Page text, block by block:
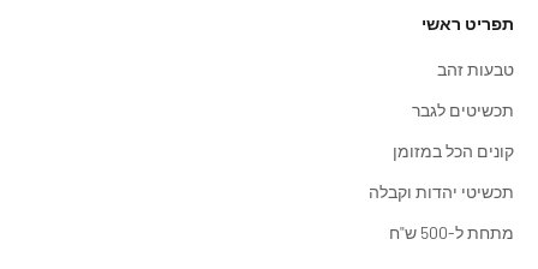
תפריט ראשי
טבעות זהב
תכשיטים לגבר
קונים הכל במזומן
תכשיטי יהדות וקבלה
מתחת ל-500 ש"ח